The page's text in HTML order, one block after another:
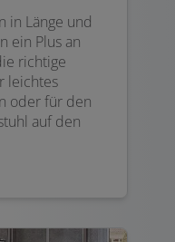
in Länge und
ein Plus an
richtige
leichtes
oder für den
auf den